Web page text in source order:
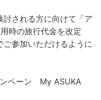
討される方に向けて「ア
時の旅行代金を改定
ご参加いただけるように
ンペーン My ASUKA